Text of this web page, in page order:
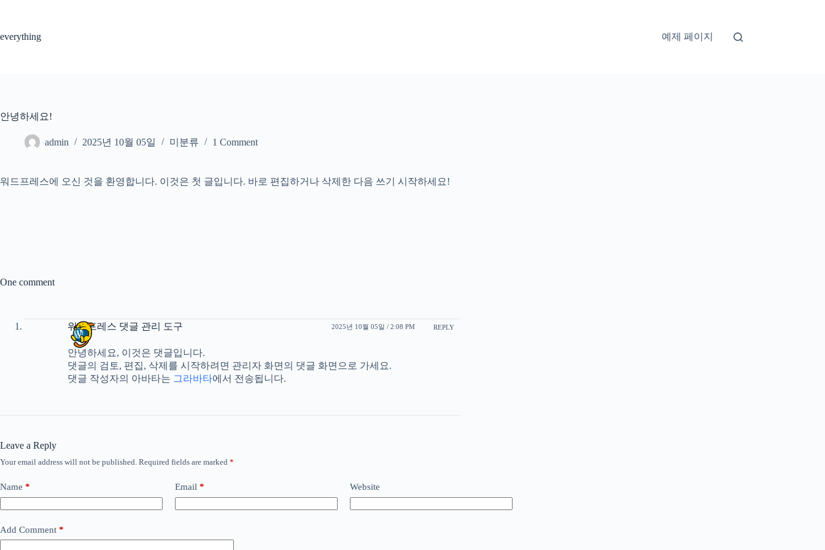
everything
예제 페이지
안녕하세요!
admin 2025년 10월 05일 미분류 1 Comment
워드프레스에 오신 것을 환영합니다. 이것은 첫 글입니다. 바로 편집하거나 삭제한 다음 쓰기 시작하세요!
One comment
워드프레스 댓글 관리 도구 2025년 10월 05일 / 2:08 PM REPLY
안녕하세요, 이것은 댓글입니다.
댓글의 검토, 편집, 삭제를 시작하려면 관리자 화면의 댓글 화면으로 가세요.
댓글 작성자의 아바타는 그라바타에서 전송됩니다.
Leave a Reply
Your email address will not be published. Required fields are marked *
Name * Email * Website
Add Comment *